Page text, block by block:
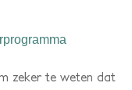
zeker te weten dat